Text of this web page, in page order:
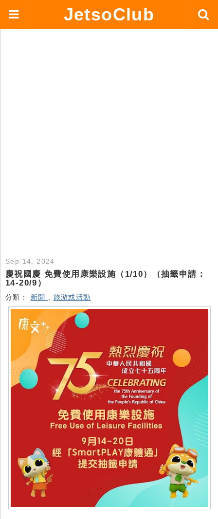
JetsoClub
Sep 14, 2024
慶祝國慶 免費使用康樂設施（1/10）（抽籤申請：
14-20/9）
分類： 新聞 旅游或活動